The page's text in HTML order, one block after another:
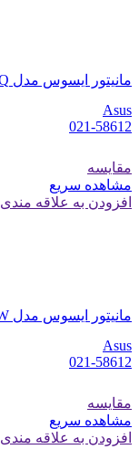
مانیتور ایسوس مدل VA27DQ سایز 27 اینچ
Asus
021-58612
مقایسه
مشاهده سریع
افزودن به علاقه مندی
مانیتور ایسوس مدل VC239HE – W سایز 23 اینچ
Asus
021-58612
مقایسه
مشاهده سریع
افزودن به علاقه مندی